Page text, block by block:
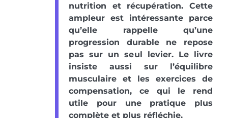
nutrition et récupération. Cette
ampleur est intéressante parce
qu’elle rappelle qu’une
progression durable ne repose
pas sur un seul levier. Le livre
insiste aussi sur l’équilibre
musculaire et les exercices de
compensation, ce qui le rend
utile pour une pratique plus
complète et plus réfléchie.